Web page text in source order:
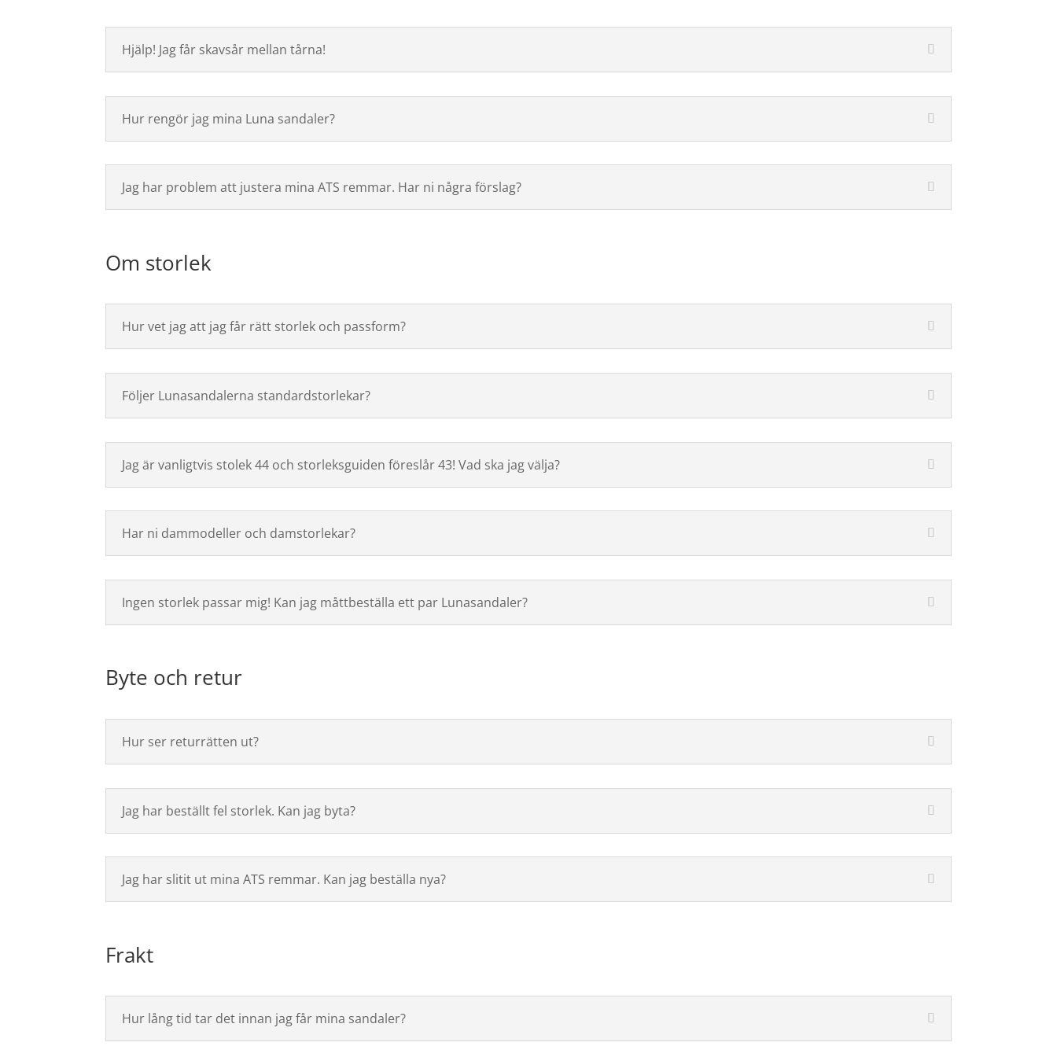
Hjälp! Jag får skavsår mellan tårna!
Hur rengör jag mina Luna sandaler?
Jag har problem att justera mina ATS remmar. Har ni några förslag?
Om storlek
Hur vet jag att jag får rätt storlek och passform?
Följer Lunasandalerna standardstorlekar?
Jag är vanligtvis stolek 44 och storleksguiden föreslår 43! Vad ska jag välja?
Har ni dammodeller och damstorlekar?
Ingen storlek passar mig! Kan jag måttbeställa ett par Lunasandaler?
Byte och retur
Hur ser returrätten ut?
Jag har beställt fel storlek. Kan jag byta?
Jag har slitit ut mina ATS remmar. Kan jag beställa nya?
Frakt
Hur lång tid tar det innan jag får mina sandaler?